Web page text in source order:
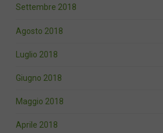
Settembre 2018
Agosto 2018
Luglio 2018
Giugno 2018
Maggio 2018
Aprile 2018